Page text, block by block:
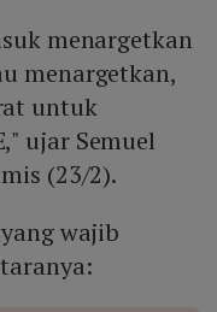
menargetkan
menargetkan,
untuk
ujar Semuel
(23/2).
wajib